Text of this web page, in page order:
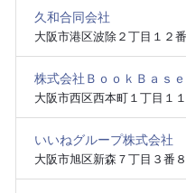
久和合同会社
大阪市港区波除２丁目１２
株式会社ＢｏｏｋＢａｓｅ
大阪市西区西本町１丁目１
いいねグループ株式会社
大阪市旭区新森７丁目３番